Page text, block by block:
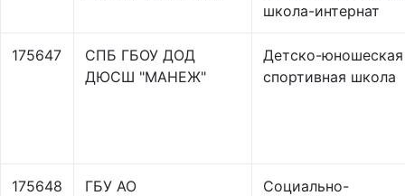
школа-интернат
175647
СПБ ГБОУ ДОД
ДЮСШ "МАНЕЖ"
Детско-юношеская
спортивная школа
175648
ГБУ АО
Социально-